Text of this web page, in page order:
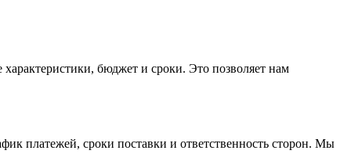
бюджет и сроки. Это позволяет нам
платежей, сроки поставки и ответственность сторон. Мы